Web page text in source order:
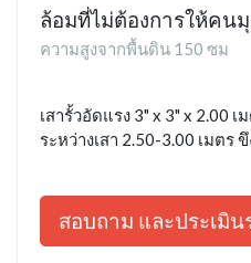
ล้อมที่ไม่ต้องการให้คน
ความสูงจากพื้นดิน 150 ซม
เสารั้วอัดแรง 3" x 3" x 2.00
ระหว่างเสา 2.50-3.00 เมตร
สอบถาม และประเมิน